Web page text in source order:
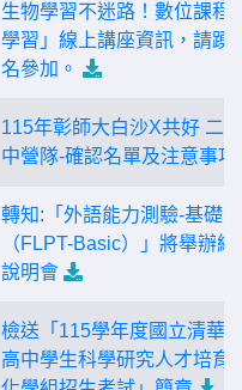
生物學習不迷路！數位課程
學習」線上講座資訊，請踴
名參加。
115年彰師大白沙X共好 二
中營隊-確認名單及注意事項
轉知:「外語能力測驗-基礎級
（FLPT-Basic）」將舉辦線
說明會
檢送「115學年度國立清華
高中學生科學研究人才培育